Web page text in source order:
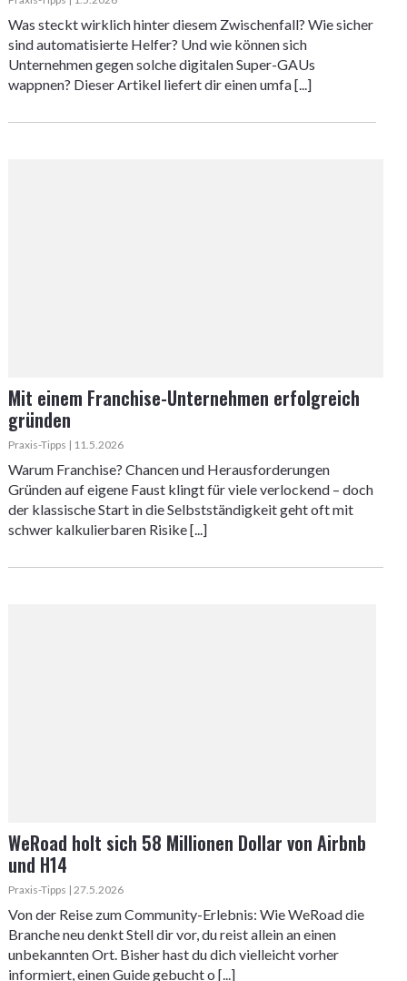
Was steckt wirklich hinter diesem Zwischenfall? Wie sicher
sind automatisierte Helfer? Und wie können sich
Unternehmen gegen solche digitalen Super-GAUs
wappnen? Dieser Artikel liefert dir einen umfa [...]
Mit einem Franchise-Unternehmen erfolgreich
gründen
Praxis-Tipps | 11.5.2026
Warum Franchise? Chancen und Herausforderungen
Gründen auf eigene Faust klingt für viele verlockend – doch
der klassische Start in die Selbstständigkeit geht oft mit
schwer kalkulierbaren Risike [...]
WeRoad holt sich 58 Millionen Dollar von Airbnb
und H14
Praxis-Tipps | 27.5.2026
Von der Reise zum Community-Erlebnis: Wie WeRoad die
Branche neu denkt Stell dir vor, du reist allein an einen
unbekannten Ort. Bisher hast du dich vielleicht vorher
informiert, einen Guide gebucht o [...]